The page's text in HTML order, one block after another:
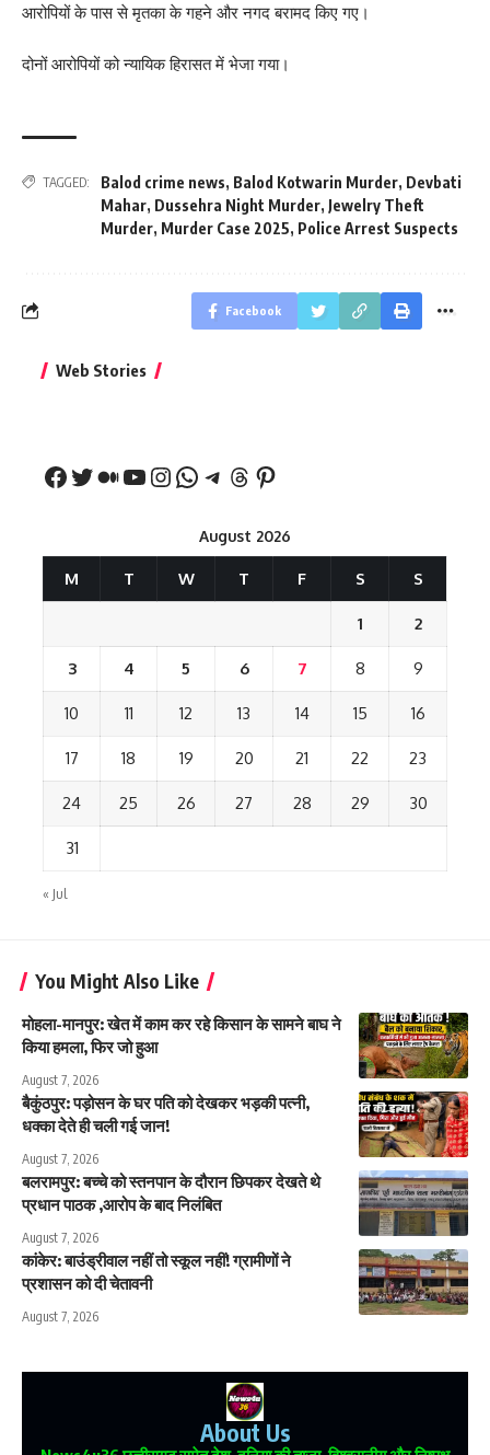
आरोपियों के पास से मृतका के गहने और नगद बरामद किए गए।
दोनों आरोपियों को न्यायिक हिरासत में भेजा गया।
TAGGED: Balod crime news, Balod Kotwarin Murder, Devbati
Mahar, Dussehra Night Murder, Jewelry Theft
Murder, Murder Case 2025, Police Arrest Suspects
Facebook
Web Stories
नीतीश कुमार का पहला
August 2026
M T W T F S S
1 2
3 4 5 6 7 8 9
10 11 12 13 14 15 16
17 18 19 20 21 22 23
24 25 26 27 28 29 30
31
« Jul
You Might Also Like
मोहला-मानपुर: खेत में काम कर रहे किसान के सामने बाघ ने
किया हमला, फिर जो हुआ
August 7, 2026
बैकुंठपुर: पड़ोसन के घर पति को देखकर भड़की पत्नी,
धक्का देते ही चली गई जान!
August 7, 2026
बलरामपुर: बच्चे को स्तनपान के दौरान छिपकर देखते थे
प्रधान पाठक ,आरोप के बाद निलंबित
August 7, 2026
कांकेर: बाउंड्रीवाल नहीं तो स्कूल नहीं! ग्रामीणों ने
प्रशासन को दी चेतावनी
August 7, 2026
About Us